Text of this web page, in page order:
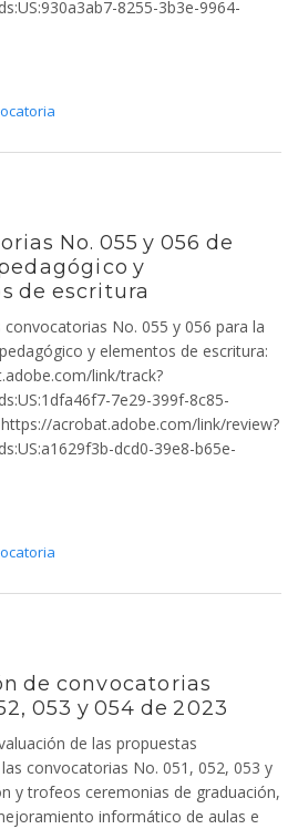
8255-3b3e-9964-
No. 055 y 056 de
y
de escritura
convocatorias No. 055 y 056 para la
y elementos de escritura:
link/track?
7e29-399f-8c85-
acrobat.adobe.com/link/review?
dcd0-39e8-b65e-
de convocatorias
053 y 054 de 2023
de las propuestas
convocatorias No. 051, 052, 053 y
y trofeos ceremonias de graduación,
informático de aulas e